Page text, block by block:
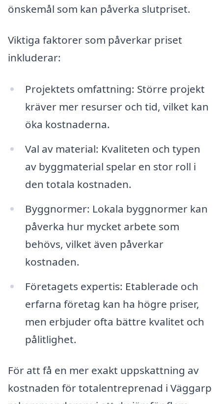
önskemål som kan påverka slutpriset.
Viktiga faktorer som påverkar priset
inkluderar:
Projektets omfattning: Större projekt
kräver mer resurser och tid, vilket kan
öka kostnaderna.
Val av material: Kvaliteten och typen
av byggmaterial spelar en stor roll i
den totala kostnaden.
Byggnormer: Lokala byggnormer kan
påverka hur mycket arbete som
behövs, vilket även påverkar
kostnaden.
Företagets expertis: Etablerade och
erfarna företag kan ha högre priser,
men erbjuder ofta bättre kvalitet och
pålitlighet.
För att få en mer exakt uppskattning av
kostnaden för totalentreprenad i Väggarp